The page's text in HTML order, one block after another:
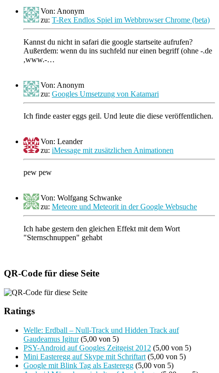
Von: Anonym
zu: T-Rex Endlos Spiel im Webbrowser Chrome (beta)
Kannst du nicht in safari die google startseite aufrufen?
Außerdem: wenn du ins suchfeld nur einen begriff (ohne -.de
,www.-…
Von: Anonym
zu: Googles Umsetzung von Katamari
Ich finde easter eggs geil. Und leute die diese veröffentlichen.
Von: Leander
zu: iMessage mit zusätzlichen Animationen
pew pew
Von: Wolfgang Schwanke
zu: Meteore und Meteorit in der Google Websuche
Ich habe gestern den gleichen Effekt mit dem Wort
"Sternschnuppen" gehabt
QR-Code für diese Seite
Ratings
Welle: Erdball – Null-Track und Hidden Track auf
Gaudeamus Igitur (5,00 von 5)
PSY-Android auf Googles Zeitgeist 2012 (5,00 von 5)
Mini Easteregg auf Skype mit Schriftart (5,00 von 5)
Google mit Blink Tag als Easteregg (5,00 von 5)